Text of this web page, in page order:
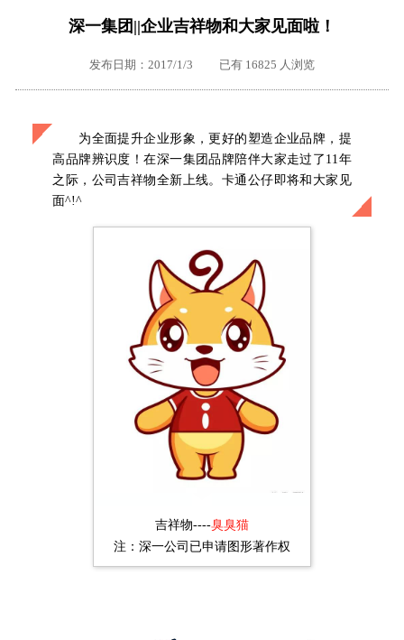
深一集团优势
外地客户专栏
工单提交
深一集团||企业吉祥物和大家见面啦！
发布日期：2017/1/3 已有 16825 人浏览
为全面提升企业形象，更好的塑造企业品牌，提
高品牌辨识度！在深一集团品牌陪伴大家走过了11年
之际，公司吉祥物全新上线。卡通公仔即将和大家见
面^!^
吉祥物----臭臭猫
注：深一公司已申请图形著作权